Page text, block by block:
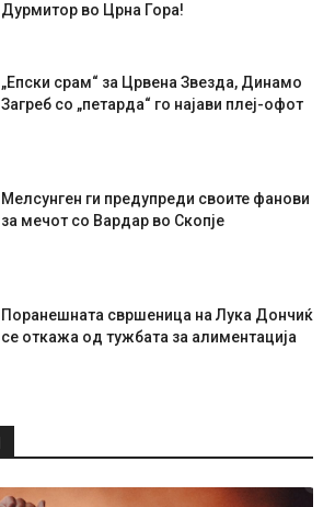
Дурмитор во Црна Гора!
„Епски срам“ за Црвена Звезда, Динамо
Загреб со „петарда“ го најави плеј-офот
Мелсунген ги предупреди своите фанови
за мечот со Вардар во Скопје
Поранешната свршеница на Лука Дончиќ
се откажа од тужбата за алиментација